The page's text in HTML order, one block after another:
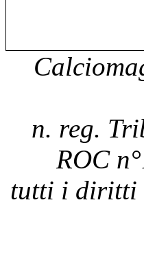
n. reg.
ROC
tutti i diritti